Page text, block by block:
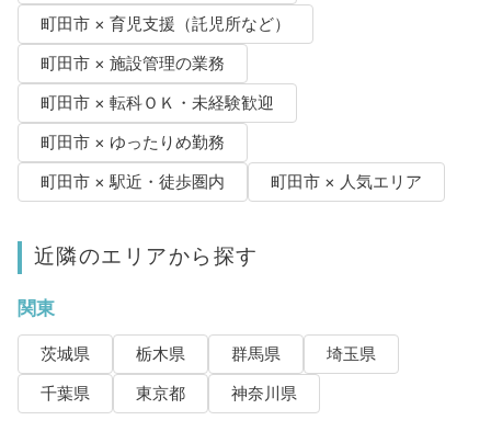
町田市 × 育児支援（託児所など）
町田市 × 施設管理の業務
町田市 × 転科ＯＫ・未経験歓迎
町田市 × ゆったりめ勤務
町田市 × 駅近・徒歩圏内
町田市 × 人気エリア
近隣のエリアから探す
関東
茨城県 栃木県 群馬県
埼玉県
千葉県
東京都 神奈川県